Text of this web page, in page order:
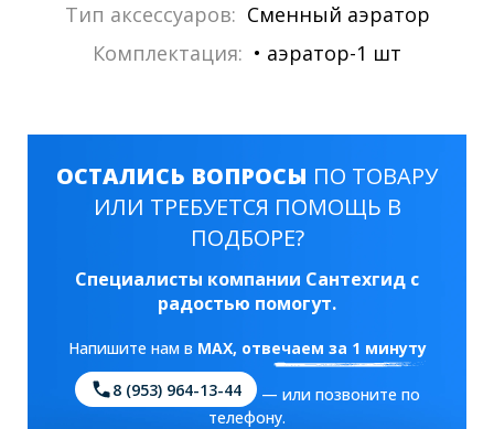
Тип аксессуаров: Сменный аэратор
Комплектация: • аэратор-1 шт
ОСТАЛИСЬ ВОПРОСЫ ПО ТОВАРУ
ИЛИ ТРЕБУЕТСЯ ПОМОЩЬ В
ПОДБОРЕ?
Специалисты компании Сантехгид с
радостью помогут.
Напишите нам в MAX, отвечаем за 1 минуту
8 (953) 964-13-44
— или позвоните по
телефону.